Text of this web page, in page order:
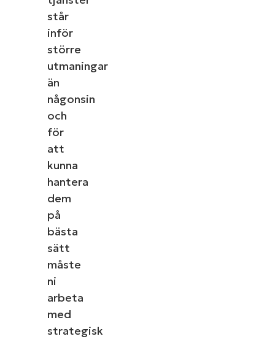
står
inför
större
utmaningar
än
någonsin
och
för
att
kunna
hantera
dem
på
bästa
sätt
måste
ni
arbeta
med
strategisk